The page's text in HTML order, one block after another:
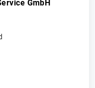
GmbH